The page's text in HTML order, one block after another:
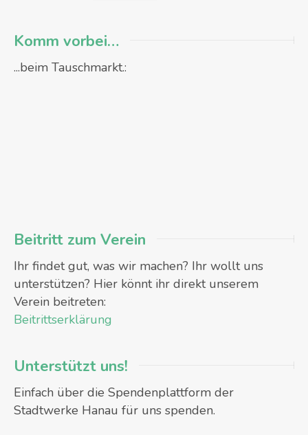
Komm vorbei…
...beim Tauschmarkt.:
Beitritt zum Verein
Ihr findet gut, was wir machen? Ihr wollt uns
unterstützen? Hier könnt ihr direkt unserem
Verein beitreten:
Beitrittserklärung
Unterstützt uns!
Einfach über die Spendenplattform der
Stadtwerke Hanau für uns spenden.